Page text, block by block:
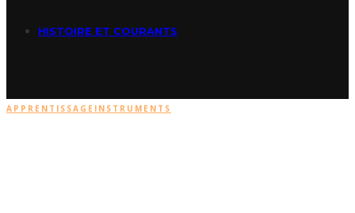
HISTOIRE ET COURANTS
APPRENTISSAGE INSTRUMENTS